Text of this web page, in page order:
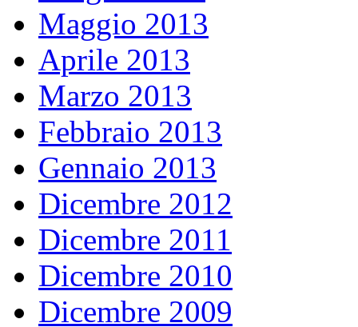
Maggio 2013
Aprile 2013
Marzo 2013
Febbraio 2013
Gennaio 2013
Dicembre 2012
Dicembre 2011
Dicembre 2010
Dicembre 2009